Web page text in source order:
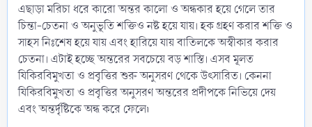
এছাড়া মরিচা ধরে কারো অন্তর কালো ও অন্ধকার হয়ে গেলে তার
চিন্তা-চেতনা ও অনুভূতি শক্তিও নষ্ট হয়ে যায়। হক গ্রহণ করার শক্তি ও
সাহস নিঃশেষ হয়ে যায় এবং হারিয়ে যায় বাতিলকে অস্বীকার করার
চেতনা। এটাই হচ্ছে অন্তরের সবচেয়ে বড় শাস্তি। এসব মূলত
যিকিরবিমুখতা ও প্রবৃত্তির শুরু অনুসরণ থেকে উৎসারিত। কেননা
যিকিরবিমুখতা ও প্রবৃত্তির অনুসরণ অন্তরের প্রদীপকে নিভিয়ে দেয়
এবং অন্তর্দৃষ্টিকে অন্ধ করে ফেলে৷